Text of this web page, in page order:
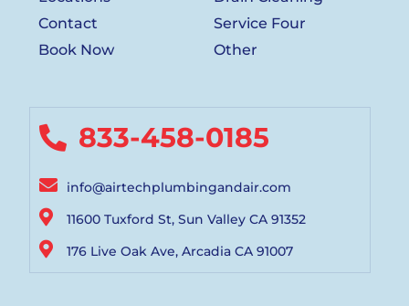
Contact
Book Now
Service Four
Other
833-458-0185
info@airtechplumbingandair.com
11600 Tuxford St, Sun Valley CA 91352
176 Live Oak Ave, Arcadia CA 91007